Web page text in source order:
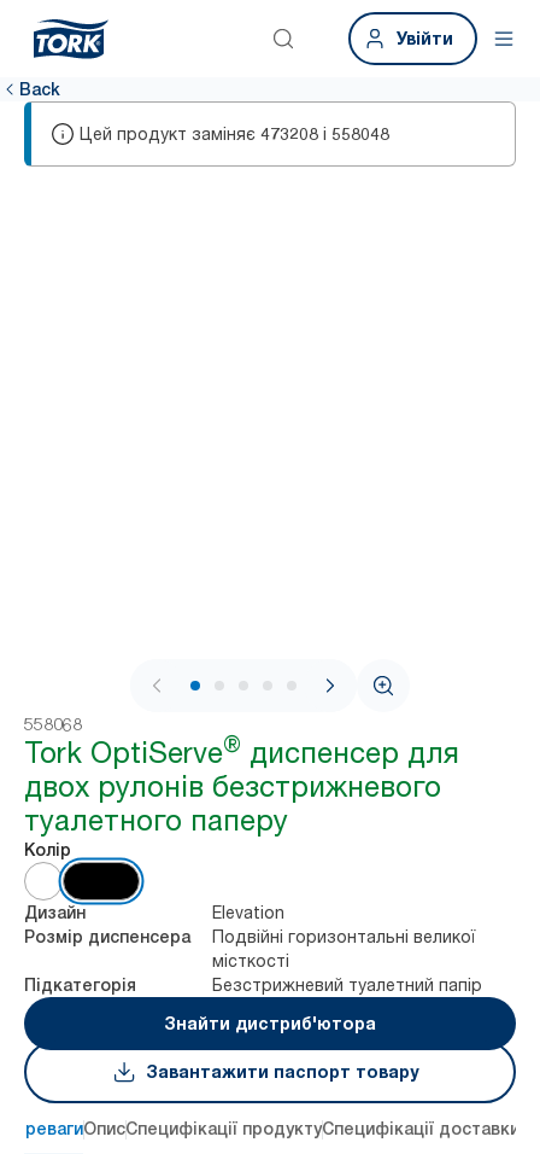
Увійти
Back
Цей продукт заміняє 473208 і 558048
1 / 7
558068
Tork OptiServe® диспенсер для
двох рулонів безстрижневого
туалетного паперу
Колір
Дизайн Elevation
Розмір диспенсера
Подвійні горизонтальні великої
місткості
Підкатегорія
Безстрижневий туалетний папір
Знайти дистриб'ютора
Завантажити паспорт товару
перевагиОписСпецифікації продуктуСпецифікації доставки